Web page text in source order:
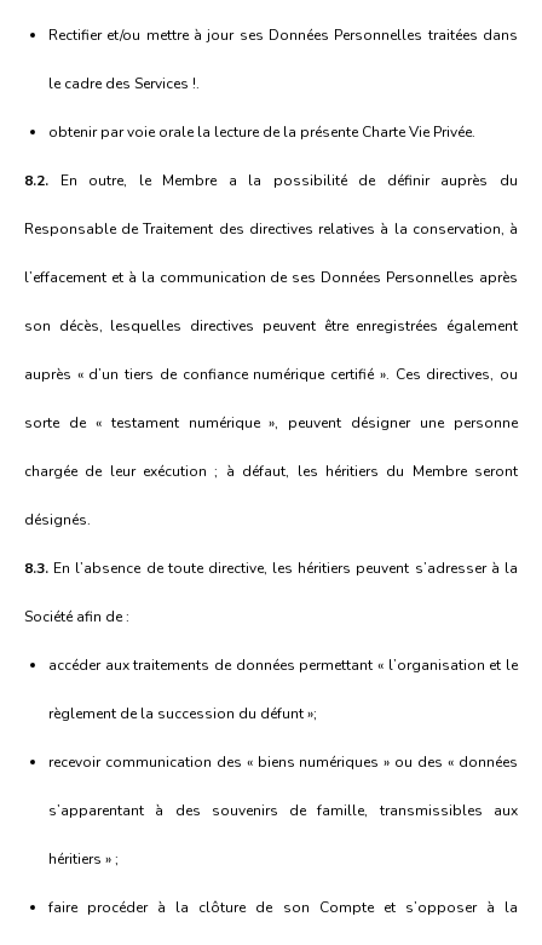
Rectifier et/ou mettre à jour ses Données Personnelles traitées dans
le cadre des Services !.
obtenir par voie orale la lecture de la présente Charte Vie Privée.
8.2. En outre, le Membre a la possibilité de définir auprès du
Responsable de Traitement des directives relatives à la conservation, à
l’effacement et à la communication de ses Données Personnelles après
son décès, lesquelles directives peuvent être enregistrées également
auprès « d’un tiers de confiance numérique certifié ». Ces directives, ou
sorte de « testament numérique », peuvent désigner une personne
chargée de leur exécution ; à défaut, les héritiers du Membre seront
désignés.
8.3. En l’absence de toute directive, les héritiers peuvent s’adresser à la
Société afin de :
accéder aux traitements de données permettant « l’organisation et le
règlement de la succession du défunt »;
recevoir communication des « biens numériques » ou des « données
s’apparentant à des souvenirs de famille, transmissibles aux
héritiers » ;
faire procéder à la clôture de son Compte et s’opposer à la